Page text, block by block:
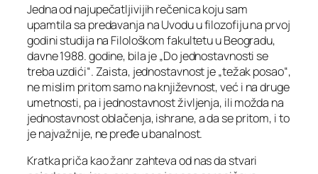
Jedna od najupečatljivijih rečenica koju sam
upamtila sa predavanja na Uvodu u filozofiju na prvoj
godini studija na Filološkom fakultetu u Beogradu,
davne 1988. godine, bila je „Do jednostavnosti se
treba uzdići“. Zaista, jednostavnost je „težak posao“,
ne mislim pritom samo na književnost, već i na druge
umetnosti, pa i jednostavnost življenja, ili možda na
jednostavnost oblačenja, ishrane, a da se pritom, i to
je najvažnije, ne pređe u banalnost.
Kratka priča kao žanr zahteva od nas da stvari